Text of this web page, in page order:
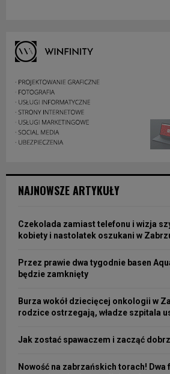
NAJNOWSZE ARTYKUŁY
Czekolada zamiast telefonu i wizja
kobiety i nastolatek oszukani w
Przez prawie dwa tygodnie basen
będzie zamknięty
Burza wokół dziecięcej onkologii w
rodzice ostrzegają, władze szpitala
Jak zostać spawaczem i zacząć
Nowość na zabrzańskich torach! Dwa